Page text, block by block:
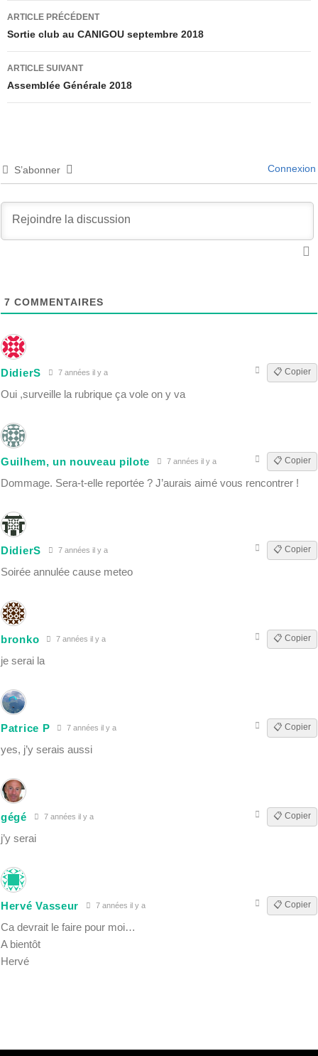
Navigation
des
articles
ARTICLE PRÉCÉDENT
Sortie club au CANIGOU septembre 2018
ARTICLE SUIVANT
Assemblée Générale 2018
S’abonner Connexion
7 COMMENTAIRES
DidierS 7 années il y a 📋 Copier
Oui ,surveille la rubrique ça vole on y va
Guilhem, un nouveau pilote 7 années il y a 📋 Copier
Dommage. Sera-t-elle reportée ? J’aurais aimé vous rencontrer !
DidierS 7 années il y a 📋 Copier
Soirée annulée cause meteo
bronko 7 années il y a 📋 Copier
je serai la
Patrice P 7 années il y a 📋 Copier
yes, j’y serais aussi
gégé 7 années il y a 📋 Copier
j’y serai
Hervé Vasseur 7 années il y a 📋 Copier
Ca devrait le faire pour moi…
A bientôt
Hervé